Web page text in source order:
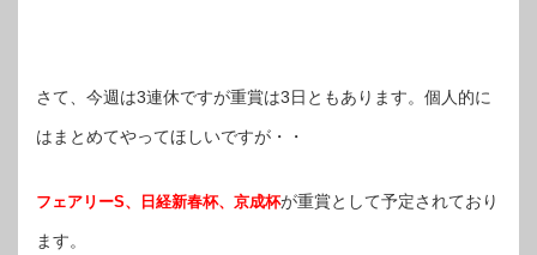
さて、今週は3連休ですが重賞は3日ともあります。個人的に
はまとめてやってほしいですが・・
フェアリーS、日経新春杯、京成杯が重賞として予定されており
ます。